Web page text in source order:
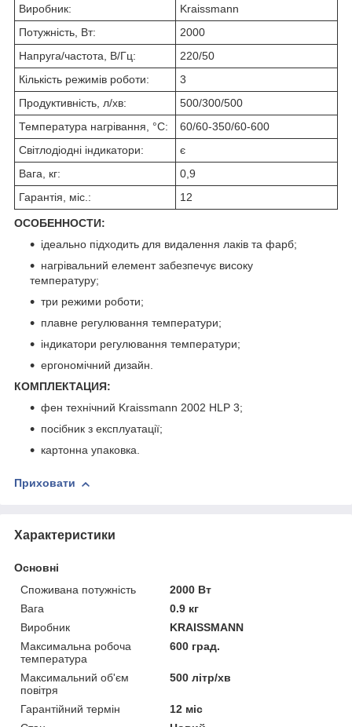
Виробник:
Kraissmann
Потужність, Вт:
2000
Напруга/частота, В/Гц:
220/50
Кількість режимів роботи:
3
Продуктивність, л/хв:
500/300/500
Температура нагрівання, °C:
60/60-350/60-600
Світлодіодні індикатори:
є
Вага, кг:
0,9
Гарантія, міс.:
12
ОСОБЕННОСТИ:
ідеально підходить для видалення лаків та фарб;
нагрівальний елемент забезпечує високу
температуру;
три режими роботи;
плавне регулювання температури;
індикатори регулювання температури;
ергономічний дизайн.
КОМПЛЕКТАЦИЯ:
фен технічний Kraissmann 2002 HLP 3;
посібник з експлуатації;
картонна упаковка.
Приховати
Характеристики
Основні
Споживана потужність
2000 Вт
Вага
0.9 кг
Виробник
KRAISSMANN
Максимальна робоча
температура
600 град.
Максимальний об'єм
повітря
500 літр/хв
Гарантійний термін
12 міс